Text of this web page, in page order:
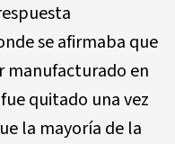
se afirmaba que
manufacturado en
quitado una vez
la mayoría de la